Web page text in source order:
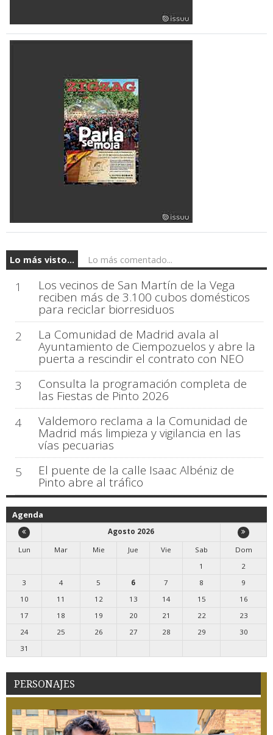
Lo más visto... Lo más comentado...
1 Los vecinos de San Martín de la Vega
reciben más de 3.100 cubos domésticos
para reciclar biorresiduos
2
La Comunidad de Madrid avala al
Ayuntamiento de Ciempozuelos y abre la
puerta a rescindir el contrato con NEO
3
Consulta la programación completa de
las Fiestas de Pinto 2026
4
Valdemoro reclama a la Comunidad de
Madrid más limpieza y vigilancia en las
vías pecuarias
5
El puente de la calle Isaac Albéniz de
Pinto abre al tráfico
Agenda
Agosto 2026
Lun
Mar Mie Jue Vie Sab
Dom
1
2
3
4 5 6 7 8
9
10
11 12 13 14 15
16
17
18 19 20 21 22
23
24
25 26 27 28 29
30
31
PERSONAJES